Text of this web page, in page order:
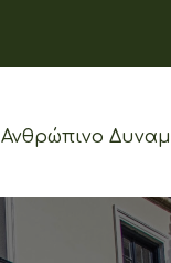
Ανθρώπινο